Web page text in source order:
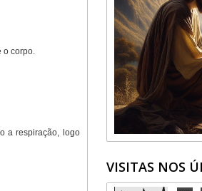
o corpo.
a respiração, logo
VISITAS NOS